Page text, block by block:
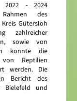
2022 - 2024
des
Gütersloh
zahlreicher
sowie von
konnte die
Reptilien
werden. Die
Bericht des
Bielefeld und